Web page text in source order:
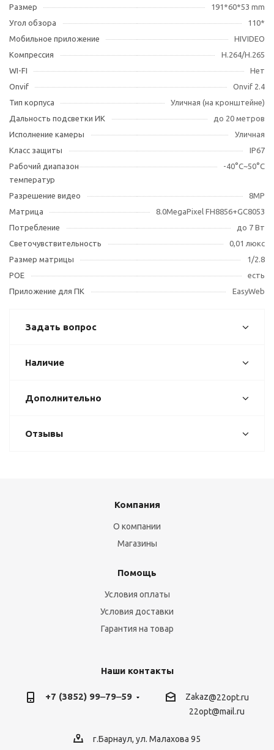
Размер
191*60*53 mm
Угол обзора
110*
Мобильное приложение
HIVIDEO
Компрессия
H.264/H.265
WI-FI
Нет
Оnvif
Onvif 2.4
Тип корпуса
Уличная (на кронштейне)
Дальность подсветки ИК
до 20 метров
Исполнение камеры
Уличная
Класс защиты
IP67
Рабочий диапазон
температур
-40°С~50°С
Разрешение видео
8MP
Матрица
8.0MegaPixel FH8856+GC8053
Потребление
до 7 Вт
Светочувствительность
0,01 люкс
Размер матрицы
1/2.8
POE
есть
Приложение для ПК
EasyWeb
Задать вопрос
Наличие
Дополнительно
Отзывы
Компания
О компании
Магазины
Помощь
Условия оплаты
Условия доставки
Гарантия на товар
Наши контакты
+7 (3852) 99‒79‒59 Zakaz@22opt.ru
22opt@mail.ru
г.Барнаул, ул. Малахова 95